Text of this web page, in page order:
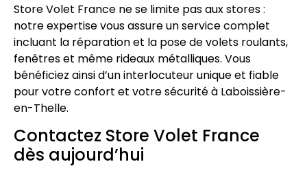
Store Volet France ne se limite pas aux stores :
notre expertise vous assure un service complet
incluant la réparation et la pose de volets roulants,
fenêtres et même rideaux métalliques. Vous
bénéficiez ainsi d’un interlocuteur unique et fiable
pour votre confort et votre sécurité à Laboissière-
en-Thelle.
Contactez Store Volet France
dès aujourd’hui